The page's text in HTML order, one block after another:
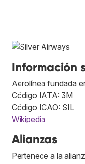
Información
Aerolínea fundada
Código IATA: 3M
Código ICAO: SIL
Wikipedia
Alianzas
Pertenece a la